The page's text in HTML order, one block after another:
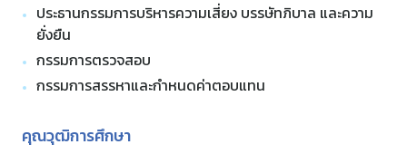
ประธานกรรมการบริหารความเสี่ยง บรรษัทภิบาล และความ
ยั่งยืน
กรรมการตรวจสอบ
กรรมการสรรหาและกำหนดค่าตอบแทน
คุณวุฒิการศึกษา